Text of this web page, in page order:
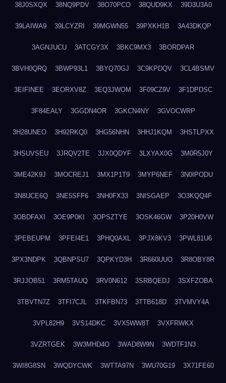
38J0SXQX 38NQ9PDV 38O70PCO 38QUD9KX 39D3U3A0
39LAIWA9 39LCYZRI 39MGWN55 39PXKH1B 3A43DKQP
3AGNJUCU 3ATCGY3X 3BKC9MX3 3BORDPAR
3BVH0QRQ 3BWP93L1 3BYQ70GJ 3C9KPDQV 3CL4BSMV
3EIFINEE 3EORXV8Z 3EQ3JWOM 3F09CZ9V 3F1DPDSC
3F84EALY 3GGDN4OR 3GKCN4NY 3GVOCWRP
3H28UNEO 3H92RKQ0 3HG56NHN 3HHJ1KQM 3HSTLPXX
3HSUVSEU 3JRQV2TE 3JX0QDYF 3LXYAX0G 3M0R5J0Y
3ME42K9J 3MOCREJ1 3MX1P1T9 3MYP6NEF 3N0IPODU
3N8UCE6Q 3NE5SFF6 3NH0FX33 3NISGAEP 3O3KQQ4F
3OBDFAXI 3OE9P0KI 3OPSZTYE 3OSK46GW 3P20H0VW
3PEBEUPM 3PFEI4E1 3PHQ0AXL 3PJX8KV3 3PWL81U6
3PX3NDPK 3QBNPSU7 3QPKYD3H 3R660UUO 3R8OBY8R
3RJJOB51 3RM5TAUQ 3RV0N612 3SRBQEDJ 3SXFZOBA
3TBVTN7Z 3TFI7CJL 3TKFBN73 3TTB618D 3TVMVY4A
3VPL82H9 3VS14DKC 3VX5WW8T 3VXFRWKX
3VZRTGEK 3W3MHD4O 3WAD8W9N 3WDTF1N3
3WI8G8SN 3WQDYCWK 3WTTA97N 3WU70G19 3X71FE60